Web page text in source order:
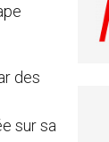
des
sur sa